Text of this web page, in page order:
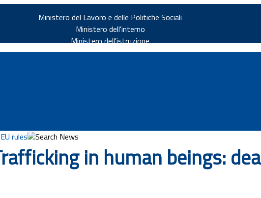
Ministero del Lavoro e delle Politiche Sociali
Ministero dell'interno
Ministero dell'istruzione
rules Search News
in human beings: